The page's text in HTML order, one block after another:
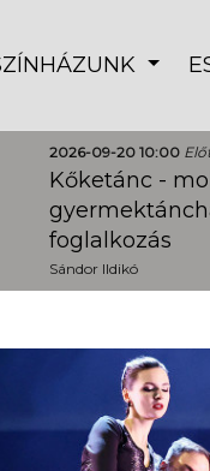
2026-09-20 10:00
Kőketánc -
foglalkozás
Sándor Ildikó